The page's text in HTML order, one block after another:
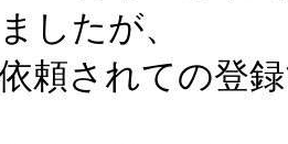
したが、
頼されての登